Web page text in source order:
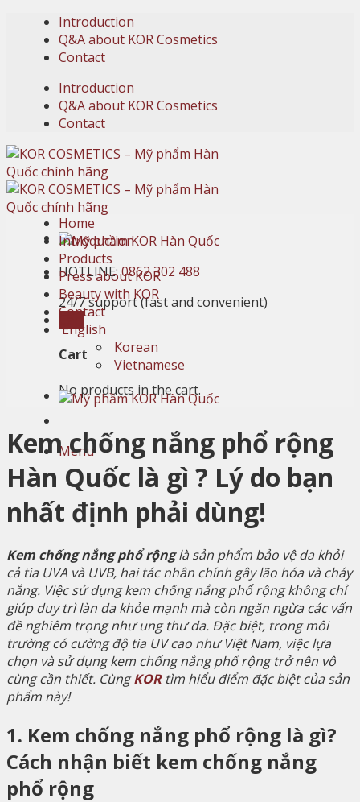
content
Introduction
Q&A about KOR Cosmetics
Contact
Introduction
Q&A about KOR Cosmetics
Contact
HOTLINE:0862 302 488
24/7 support (fast and convenient)
Cart
No products in the cart.
Menu
Home
Introduction
Products
Press about KOR
Beauty with KOR
Contact
English
Korean
Vietnamese
Kem chống nắng phổ rộng
Hàn Quốc là gì ? Lý do bạn
nhất định phải dùng!
Kem chống nắng phổ rộnglà sản phẩm bảo vệ da khỏi
cả tia UVA và UVB, hai tác nhân chính gây lão hóa và cháy
nắng. Việc sử dụng kem chống nắng phổ rộng không chỉ
giúp duy trì làn da khỏe mạnh mà còn ngăn ngừa các vấn
đề nghiêm trọng như ung thư da. Đặc biệt, trong môi
trường có cường độ tia UV cao như Việt Nam, việc lựa
chọn và sử dụng kem chống nắng phổ rộng trở nên vô
cùng cần thiết. CùngKORtìm hiểu điểm đặc biệt của sản
phẩm này!
1. Kem chống nắng phổ rộng là gì?
Cách nhận biết kem chống nắng
phổ rộng